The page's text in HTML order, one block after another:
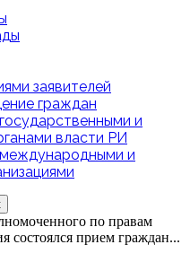
заявителей
граждан
и
власти РИ
и
по правам
состоялся прием граждан...